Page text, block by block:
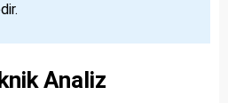
Analiz